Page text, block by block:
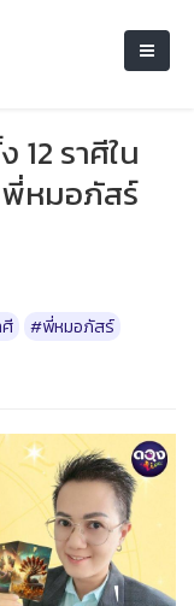
12 ราศีใน
หมอภัสร์
ศี
#พี่หมอภัสร์